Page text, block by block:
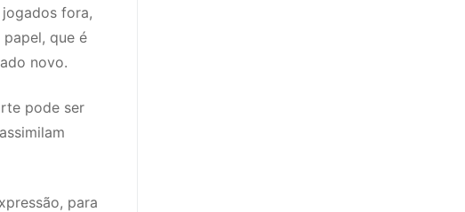
fora,
que é
novo.
pode ser
para